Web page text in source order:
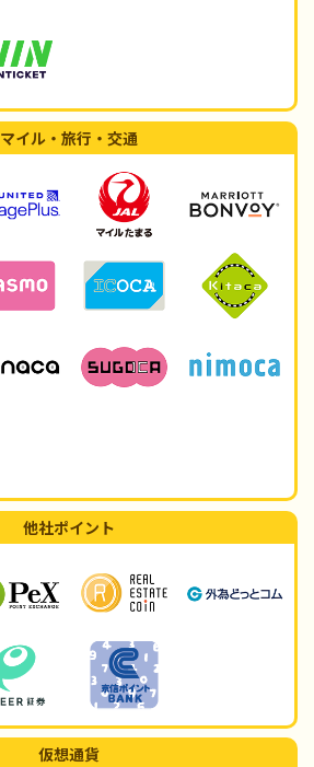
マイル・旅行・交通
他社ポイント
仮想通貨